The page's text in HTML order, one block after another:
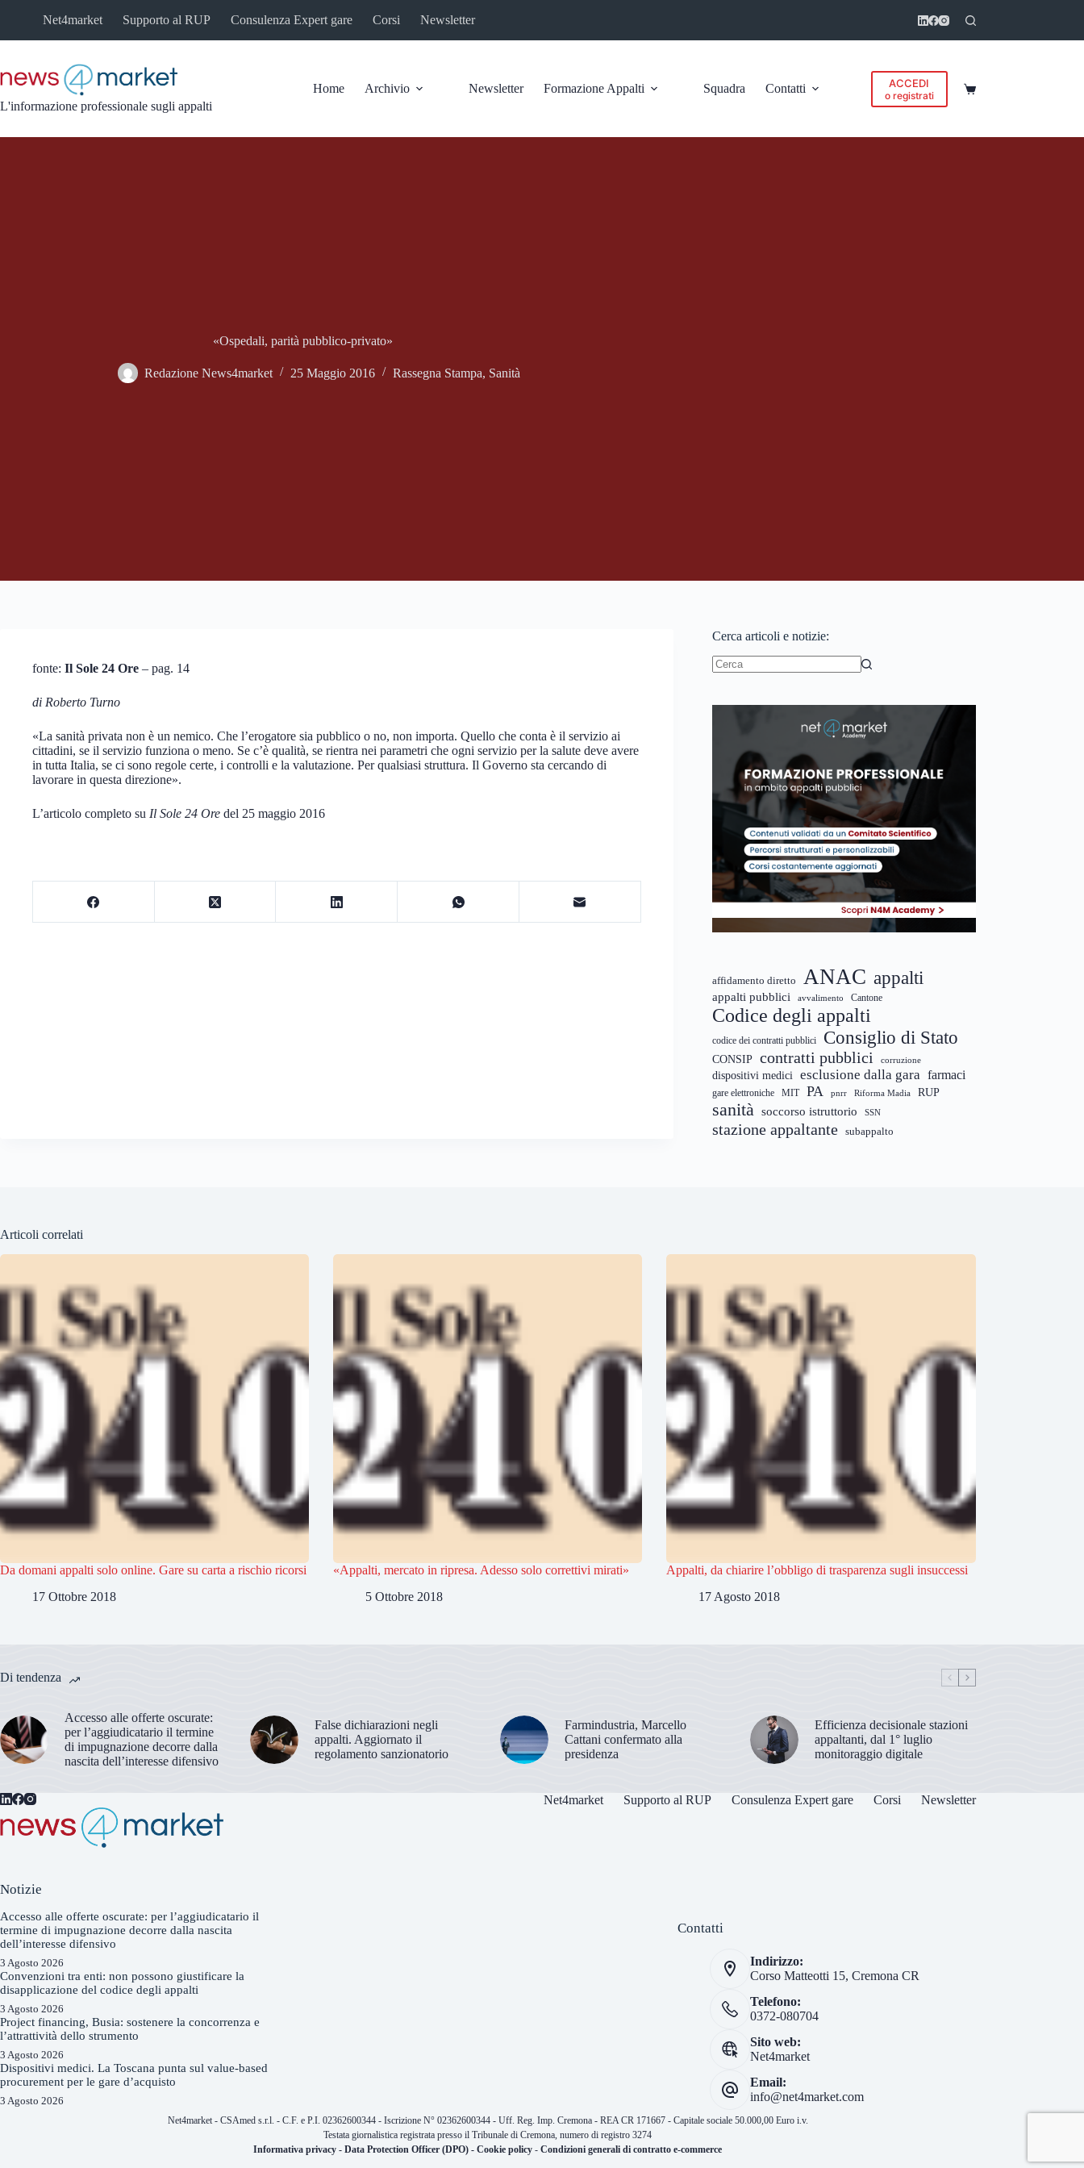
Net4market Supporto al RUP Consulenza Expert gare Corsi Newsletter
L'informazione professionale sugli appalti
Home Archivio Newsletter Formazione Appalti Squadra Contatti ACCEDI
o registrati Carrello
«Ospedali, parità pubblico-privato»
Redazione News4market 25 Maggio 2016 Rassegna Stampa, Sanità
fonte: Il Sole 24 Ore – pag. 14
di Roberto Turno
«La sanità privata non è un nemico. Che l’erogatore sia pubblico o no, non importa. Quello che conta è il servizio ai
cittadini, se il servizio funziona o meno. Se c’è qualità, se rientra nei parametri che ogni servizio per la salute deve avere
in tutta Italia, se ci sono regole certe, i controlli e la valutazione. Per qualsiasi struttura. Il Governo sta cercando di
lavorare in questa direzione».
L’articolo completo su Il Sole 24 Ore del 25 maggio 2016
Cerca articoli e notizie:
affidamento diretto ANAC appalti
appalti pubblici avvalimento Cantone
Codice degli appalti
codice dei contratti pubblici Consiglio di Stato
CONSIP contratti pubblici corruzione
dispositivi medici esclusione dalla gara farmaci
gare elettroniche MIT PA pnrr Riforma Madia RUP
sanità soccorso istruttorio SSN
stazione appaltante subappalto
Articoli correlati
Da domani appalti solo online. Gare su carta a rischio ricorsi
17 Ottobre 2018
«Appalti, mercato in ripresa. Adesso solo correttivi mirati»
5 Ottobre 2018
Appalti, da chiarire l’obbligo di trasparenza sugli insuccessi
17 Agosto 2018
Di tendenza
Accesso alle offerte oscurate:
per l’aggiudicatario il termine
di impugnazione decorre dalla
nascita dell’interesse difensivo
False dichiarazioni negli
appalti. Aggiornato il
regolamento sanzionatorio
Farmindustria, Marcello
Cattani confermato alla
presidenza
Efficienza decisionale stazioni
appaltanti, dal 1° luglio
monitoraggio digitale
Net4market Supporto al RUP Consulenza Expert gare Corsi Newsletter
Notizie
Accesso alle offerte oscurate: per l’aggiudicatario il
termine di impugnazione decorre dalla nascita
dell’interesse difensivo
3 Agosto 2026
Convenzioni tra enti: non possono giustificare la
disapplicazione del codice degli appalti
3 Agosto 2026
Project financing, Busia: sostenere la concorrenza e
l’attrattività dello strumento
3 Agosto 2026
Dispositivi medici. La Toscana punta sul value-based
procurement per le gare d’acquisto
3 Agosto 2026
Contatti
Indirizzo:
Corso Matteotti 15, Cremona CR
Telefono:
0372-080704
Sito web:
Net4market
Email:
info@net4market.com
Net4market - CSAmed s.r.l. - C.F. e P.I. 02362600344 - Iscrizione N° 02362600344 - Uff. Reg. Imp. Cremona - REA CR 171667 - Capitale sociale 50.000,00 Euro i.v.
Testata giornalistica registrata presso il Tribunale di Cremona, numero di registro 3274
Informativa privacy -Data Protection Officer (DPO) -Cookie policy -Condizioni generali di contratto e-commerce